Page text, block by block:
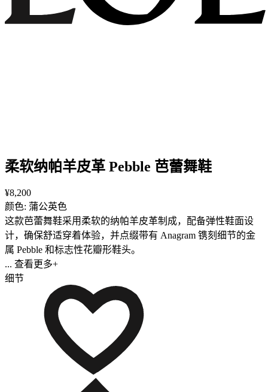
柔软纳帕羊皮革 Pebble 芭蕾舞鞋
¥8,200
颜色: 蒲公英色
这款芭蕾舞鞋采用柔软的纳帕羊皮革制成，配备弹性鞋面设
计，确保舒适穿着体验，并点缀带有 Anagram 镌刻细节的金
属 Pebble 和标志性花瓣形鞋头。
... 查看更多+
细节